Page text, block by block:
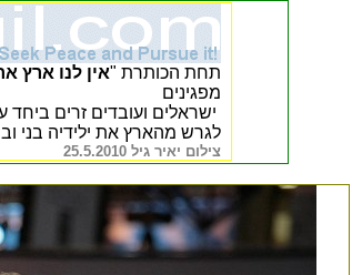
תחת הכותרת "אין לנו ארץ
מפגינים
ישראלים ועובדים זרים ביחד
לגרש מהארץ את ילידיה בני
צילום יאיר גיל 25.5.2010